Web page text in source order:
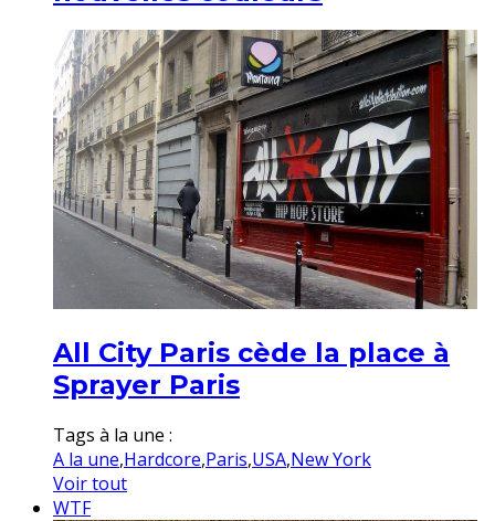
All City Paris cède la place à
Sprayer Paris
Tags à la une :
A la une,Hardcore,Paris,USA,New York
Voir tout
WTF